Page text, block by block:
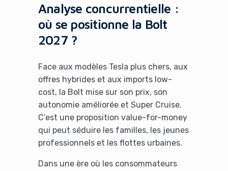
Analyse concurrentielle :
où se positionne la Bolt
2027 ?
Face aux modèles Tesla plus chers, aux
offres hybrides et aux imports low-
cost, la Bolt mise sur son prix, son
autonomie améliorée et Super Cruise.
C’est une proposition value-for-money
qui peut séduire les familles, les jeunes
professionnels et les flottes urbaines.
Dans une ère où les consommateurs